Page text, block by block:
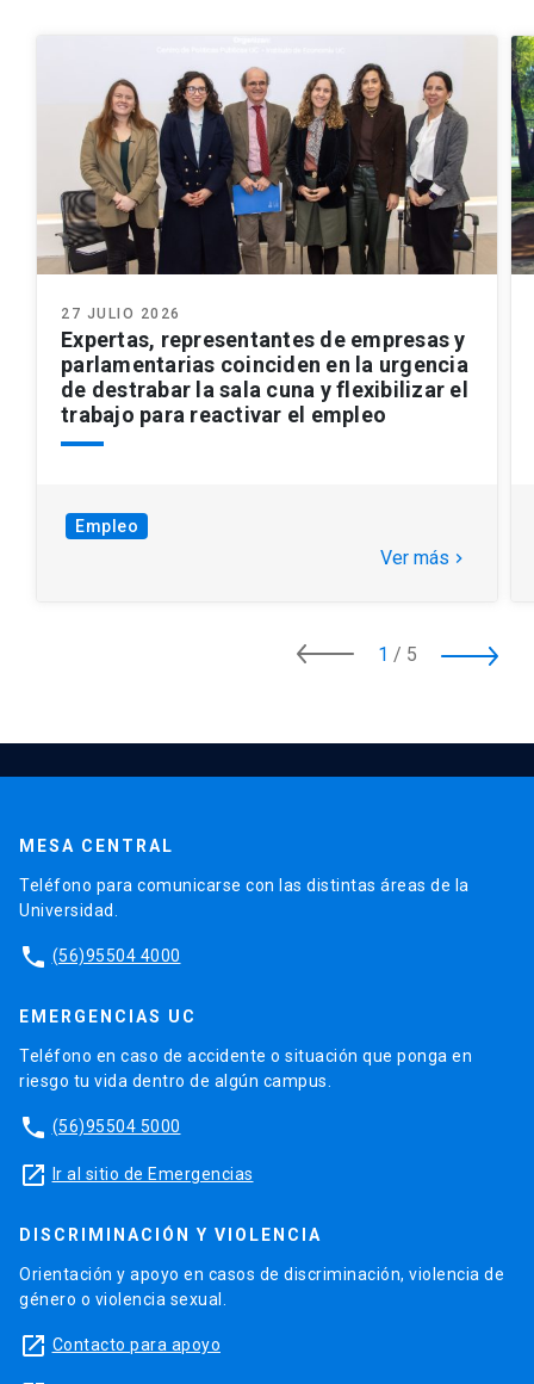
27 JULIO 2026
Expertas, representantes de empresas y
parlamentarias coinciden en la urgencia
de destrabar la sala cuna y flexibilizar el
trabajo para reactivar el empleo
Empleo
Ver más keyboard_arrow_right
1 / 5
MESA CENTRAL
Teléfono para comunicarse con las distintas áreas de la
Universidad.
phone (56)95504 4000
EMERGENCIAS UC
Teléfono en caso de accidente o situación que ponga en
riesgo tu vida dentro de algún campus.
phone (56)95504 5000
launch Ir al sitio de Emergencias
DISCRIMINACIÓN Y VIOLENCIA
Orientación y apoyo en casos de discriminación, violencia de
género o violencia sexual.
launch Contacto para apoyo